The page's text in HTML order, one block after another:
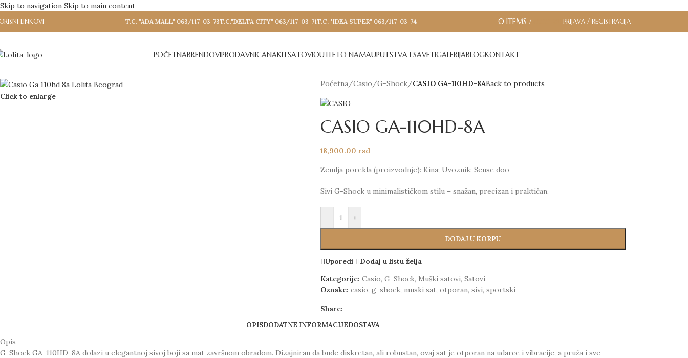
Skip to navigation Skip to main content
LINKOVI T.C. "ADA MALL" 063/117-03-73T.C."DELTA CITY" 063/117-03-71T.C. "IDEA SUPER" 063/117-03-74 0 ITEMS / PRIJAVA / REGISTRACIJA
POČETNABRENDOVIPRODAVNICANAKITSATOVIOUTLETO NAMAUPUTSTVA I SAVETIGALERIJABLOGKONTAKT
Click to enlarge
Početna/Casio/G-Shock/CASIO GA-110HD-8ABack to products
CASIO GA-110HD-8A
18,900.00 rsd
Zemlja porekla (proizvodnje): Kina; Uvoznik: Sense doo
Sivi G-Shock u minimalističkom stilu – snažan, precizan i praktičan.
- +
DODAJ U KORPU
Uporedi
Dodaj u listu želja
Kategorije: Casio, G-Shock, Muški satovi, Satovi
Oznake: casio, g-shock, muski sat, otporan, sivi, sportski
Share:
OPISDODATNE INFORMACIJEDOSTAVA
Opis
G-Shock GA-110HD-8A dolazi u elegantnoj sivoj boji sa mat završnom obradom. Dizajniran da bude diskretan, ali robustan, ovaj sat je otporan na udarce i vibracije, a pruža i sve